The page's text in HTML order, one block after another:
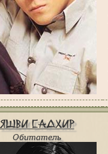
Яшви Садхир
Обитатель